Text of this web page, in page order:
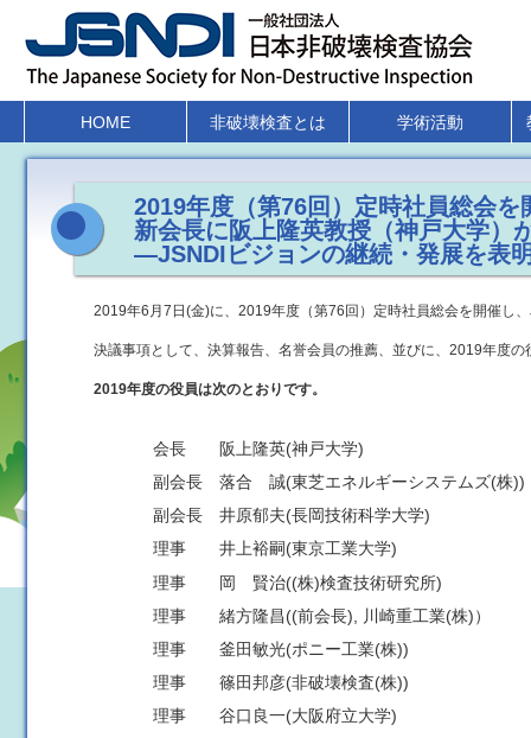
HOME 非破壊検査とは 学術活動
2019年度（第76回）定時社員総会を
新会長に阪上隆英教授（神戸大学）
―JSNDIビジョンの継続・発展を表
2019年6月7日(金)に、2019年度（第76回）定時社員総会を開催し
決議事項として、決算報告、名誉会員の推薦、並びに、2019年度
2019年度の役員は次のとおりです。
会長 阪上隆英(神戸大学)
副会長 落合 誠(東芝エネルギーシステムズ(株))
副会長 井原郁夫(長岡技術科学大学)
理事 井上裕嗣(東京工業大学)
理事 岡 賢治((株)検査技術研究所)
理事 緒方隆昌((前会長), 川崎重工業(株)）
理事 釜田敏光(ポニー工業(株))
理事 篠田邦彦(非破壊検査(株))
理事 谷口良一(大阪府立大学)